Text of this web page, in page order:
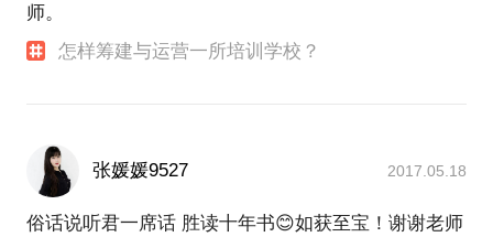
师。
怎样筹建与运营一所培训学校？
张媛媛9527 2017.05.18
俗话说听君一席话 胜读十年书😊如获至宝！谢谢老师